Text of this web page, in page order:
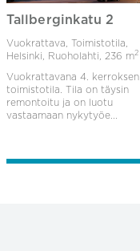
Tallberginkatu 2
Vuokrattava, Toimistotila,
Helsinki, Ruoholahti, 236 m2
Vuokrattavana 4. kerroksen
toimistotila. Tila on täysin
remontoitu ja on luotu
vastaamaan nykytyöe...